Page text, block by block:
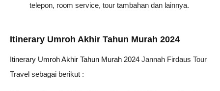
telepon, room service, tour tambahan dan lainnya.
Itinerary Umroh Akhir Tahun Murah 2024
Itinerary Umroh Akhir Tahun Murah 2024 Jannah Firdaus Tour
Travel sebagai berikut :